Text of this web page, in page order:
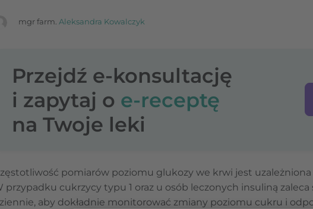
mgr farm. Aleksandra Kowalczyk
Przejdź e-konsultację
i zapytaj o e-receptę
na Twoje leki
pomiarów poziomu glukozy we krwi jest uzależniona
przypadku cukrzycy typu 1 oraz u osób leczonych insuliną
aby dokładnie monitorować zmiany poziomu cukru i